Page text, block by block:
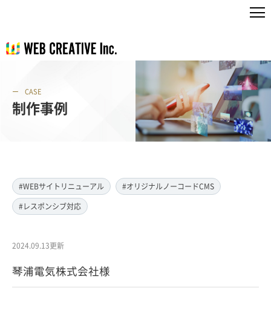
CASE
制作事例
#WEBサイトリニューアル
#オリジナルノーコードCMS
#レスポンシブ対応
2024.09.13更新
琴浦電気株式会社様